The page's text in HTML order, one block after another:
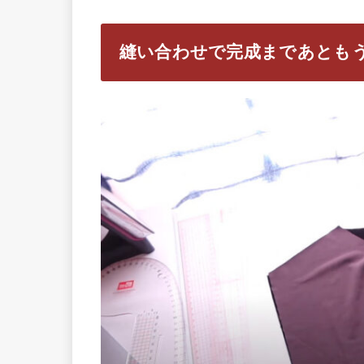
縫い合わせで完成まであとも